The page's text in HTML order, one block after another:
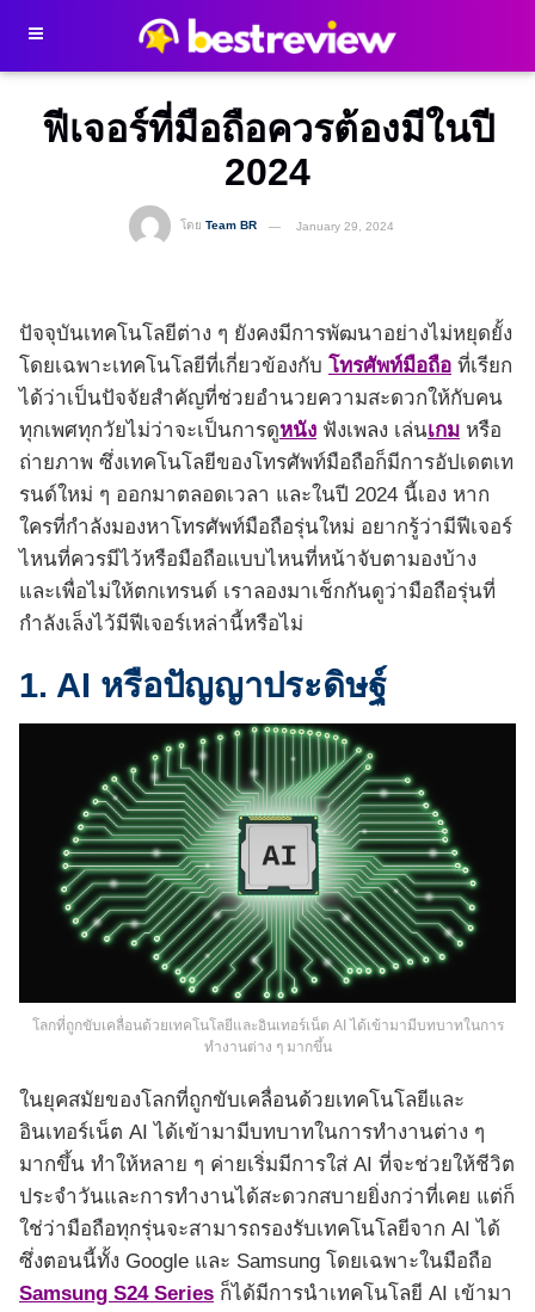
ฟีเจอร์ที่มือถือควรต้องมีในปี
2024
โดย Team BR January 29, 2024
ปัจจุบันเทคโนโลยีต่าง ๆ ยังคงมีการพัฒนาอย่างไม่หยุดยั้ง
โดยเฉพาะเทคโนโลยีที่เกี่ยวข้องกับ โทรศัพท์มือถือ ที่เรียก
ได้ว่าเป็นปัจจัยสำคัญที่ช่วยอำนวยความสะดวกให้กับคน
ทุกเพศทุกวัยไม่ว่าจะเป็นการดูหนัง ฟังเพลง เล่นเกม หรือ
ถ่ายภาพ ซึ่งเทคโนโลยีของโทรศัพท์มือถือก็มีการอัปเดตเท
รนด์ใหม่ ๆ ออกมาตลอดเวลา และในปี 2024 นี้เอง หาก
ใครที่กำลังมองหาโทรศัพท์มือถือรุ่นใหม่ อยากรู้ว่ามีฟีเจอร์
ไหนที่ควรมีไว้หรือมือถือแบบไหนที่หน้าจับตามองบ้าง
และเพื่อไม่ให้ตกเทรนด์ เราลองมาเช็กกันดูว่ามือถือรุ่นที่
กำลังเล็งไว้มีฟีเจอร์เหล่านี้หรือไม่
1. AI หรือปัญญาประดิษฐ์
โลกที่ถูกขับเคลื่อนด้วยเทคโนโลยีและอินเทอร์เน็ต AI ได้เข้ามามีบทบาทในการ
ทำงานต่าง ๆ มากขึ้น
ในยุคสมัยของโลกที่ถูกขับเคลื่อนด้วยเทคโนโลยีและ
อินเทอร์เน็ต AI ได้เข้ามามีบทบาทในการทำงานต่าง ๆ
มากขึ้น ทำให้หลาย ๆ ค่ายเริ่มมีการใส่ AI ที่จะช่วยให้ชีวิต
ประจำวันและการทำงานได้สะดวกสบายยิ่งกว่าที่เคย แต่ก็
ใช่ว่ามือถือทุกรุ่นจะสามารถรองรับเทคโนโลยีจาก AI ได้
ซึ่งตอนนี้ทั้ง Google และ Samsung โดยเฉพาะในมือถือ
Samsung S24 Series ก็ได้มีการนำเทคโนโลยี AI เข้ามา